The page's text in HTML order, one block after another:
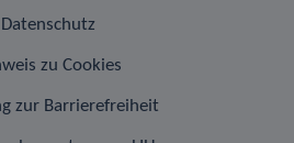
Datenschutz
zu Cookies
zur Barrierefreiheit